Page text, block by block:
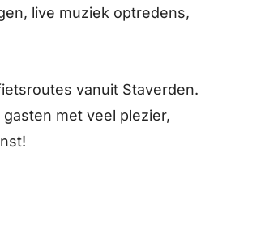
live muziek optredens,
vanuit Staverden.
met veel plezier,